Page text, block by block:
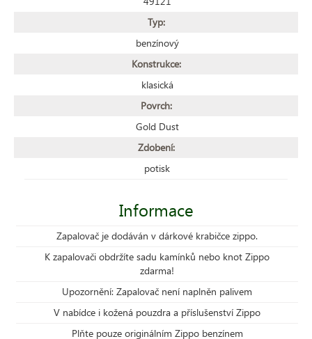
Typ:
benzínový
Konstrukce:
klasická
Povrch:
Gold Dust
Zdobení:
potisk
Informace
Zapalovač je dodáván v dárkové krabičce zippo.
K zapalovači obdržíte sadu kamínků nebo knot Zippo
zdarma!
Upozornění: Zapalovač není naplněn palivem
V nabídce i kožená pouzdra a příslušenství Zippo
Plňte pouze originálním Zippo benzínem